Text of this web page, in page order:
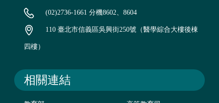
(02)2736-1661 分機8602、8604
110 臺北市信義區吳興街250號（醫學綜合大樓後棟
四樓）
相關連結